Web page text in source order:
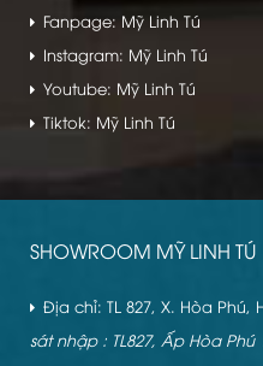
Fanpage: Mỹ Linh Tú
Instagram: Mỹ Linh Tú
Youtube: Mỹ Linh Tú
Tiktok: Mỹ Linh Tú
SHOWROOM MỸ LINH TÚ
Địa chỉ: TL 827, X. Hòa Phú,
sát nhập : TL827, Ấp Hòa